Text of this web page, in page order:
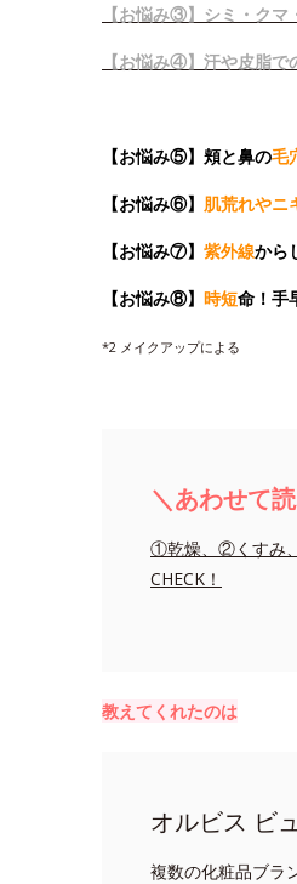
【お悩み③】シミ・ク
【お悩み④】汗や皮脂
【お悩み⑤】頬と鼻の毛
【お悩み⑥】 肌荒れやニ
【お悩み⑦】 紫外線から
【お悩み⑧】 時短命！手
*2 メイクアップによる
＼あわせて
①乾燥、②くすみ
CHECK！
教えてくれたのは
オルビス ビ
複数の化粧品ブラ